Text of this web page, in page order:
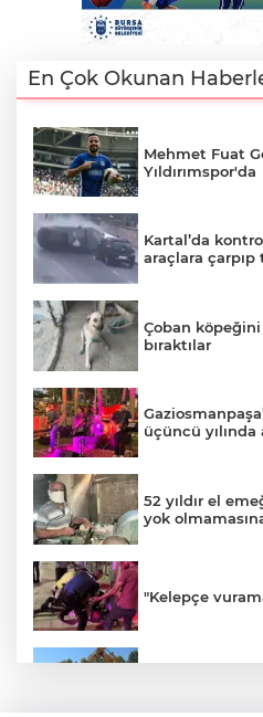
En Çok Okunan
Mehmet Fuat
Yıldırımspor'da
Kartal’da
araçlara çarpıp
Çoban
bıraktılar
üçüncü yılında
52 yıldır el
yok
"Kelepçe